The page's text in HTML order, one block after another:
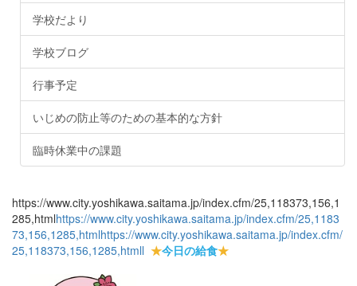
学校だより
学校ブログ
行事予定
いじめの防止等のための基本的な方針
臨時休業中の課題
https://www.city.yoshikawa.saitama.jp/index.cfm/25,118373,156,1
285,htmlhttps://www.city.yoshikawa.saitama.jp/index.cfm/25,1183
73,156,1285,htmlhttps://www.city.yoshikawa.saitama.jp/index.cfm/
25,118373,156,1285,htmll ★今日の給食★